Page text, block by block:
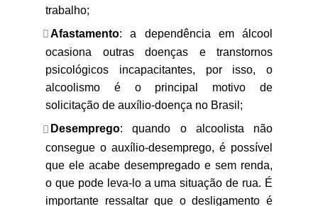
trabalho;
Afastamento: a dependência em álcool
ocasiona outras doenças e transtornos
psicológicos incapacitantes, por isso, o
alcoolismo é o principal motivo de
solicitação de auxílio-doença no Brasil;
Desemprego: quando o alcoolista não
consegue o auxílio-desemprego, é possível
que ele acabe desempregado e sem renda,
o que pode leva-lo a uma situação de rua. É
importante ressaltar que o desligamento é